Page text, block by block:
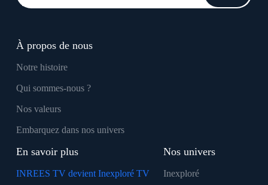
À propos de nous
Notre histoire
Qui sommes-nous ?
Nos valeurs
Embarquez dans nos univers
En savoir plus
INREES TV devient Inexploré TV
Nos univers
Inexploré